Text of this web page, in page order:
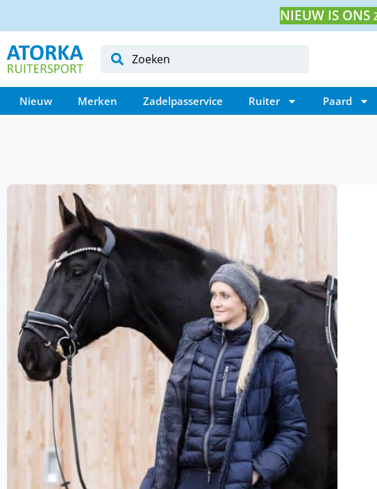
NIEUW IS ONS
Nieuw Merken Zadelpasservice Ruiter Paard